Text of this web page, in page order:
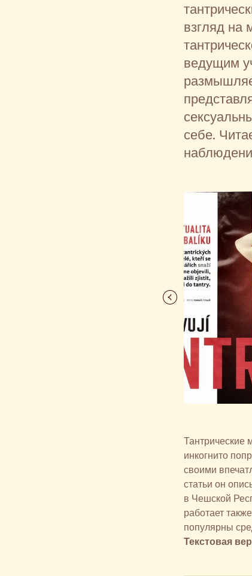
взгляд на
ведущим
себе.
Тантрические
инкогнито
своими
статьи он
в Чешской
работает
популярны
Текстовая